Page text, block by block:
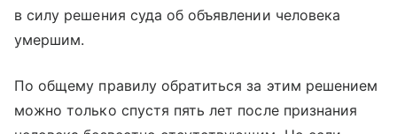
в силу решения суда об объявлении человека
умершим.
По общему правилу обратиться за этим решением
можно только спустя пять лет после признания